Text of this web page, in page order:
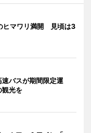
ヒマワリ満開 見頃は3
バスが期間限定運
光を